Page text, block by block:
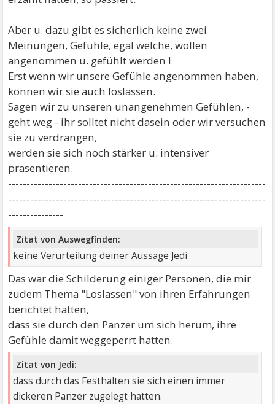
Aber u. dazu gibt es sicherlich keine zwei
Meinungen, Gefühle, egal welche, wollen
angenommen u. gefühlt werden !
Erst wenn wir unsere Gefühle angenommen haben,
können wir sie auch loslassen.
Sagen wir zu unseren unangenehmen Gefühlen, -
geht weg - ihr solltet nicht dasein oder wir versuchen
sie zu verdrängen,
werden sie sich noch stärker u. intensiver
präsentieren.
----------------------------------------------------------------------
----------------------------------------------------------------------
---------------
Zitat von Auswegfinden:
keine Verurteilung deiner Aussage Jedi
Das war die Schilderung einiger Personen, die mir
zudem Thema "Loslassen" von ihren Erfahrungen
berichtet hatten,
dass sie durch den Panzer um sich herum, ihre
Gefühle damit weggeperrt hatten.
Zitat von Jedi:
dass durch das Festhalten sie sich einen immer
dickeren Panzer zugelegt hatten.